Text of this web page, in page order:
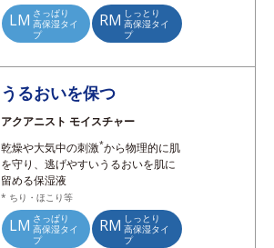
LM さっぱり
高保湿タイ
プ
RM しっとり
高保湿タイ
プ
うるおいを保つ
アクアニスト モイスチャー
乾燥や大気中の刺激*から物理的に肌
を守り、逃げやすいうるおいを肌に
留める保湿液
* ちり・ほこり等
LM さっぱり
高保湿タイ
プ
RM しっとり
高保湿タイ
プ